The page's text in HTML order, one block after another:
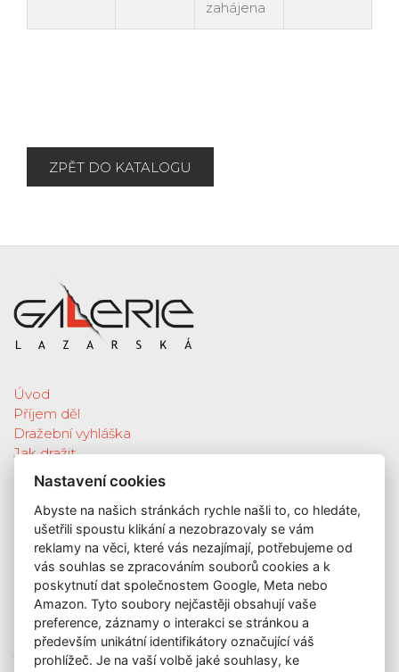
ZPĚT DO KATALOGU
Úvod
Příjem děl
Dražební vyhláška
Jak dražit
Galerie
Katalog vydražených děl
O nás
GDPR
Kontakt
KONTAKT
GALERIE LAZARSKÁ
Lazarská 7
110 00 Praha 1
Nastavení cookies
Abyste na našich stránkách rychle našli to, co hledáte,
ušetřili spoustu klikání a nezobrazovaly se vám
reklamy na věci, které vás nezajímají, potřebujeme od
vás souhlas se zpracováním souborů cookies a k
poskytnutí dat společnostem Google, Meta nebo
Amazon. Tyto soubory nejčastěji obsahují vaše
preference, záznamy o interakci se stránkou a
především unikátní identifikátory označující váš
prohlížeč. Je na vaší volbě jaké souhlasy, ke